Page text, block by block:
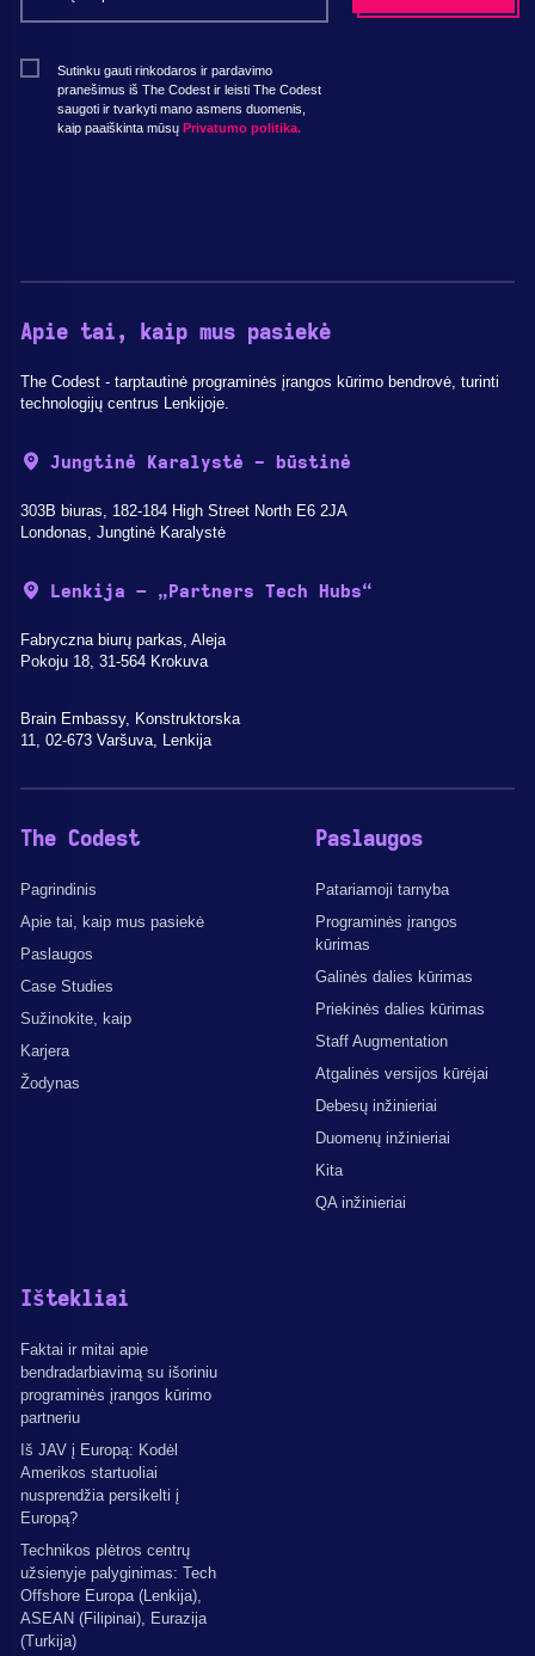
Sutinku gauti rinkodaros ir pardavimo
pranešimus iš The Codest ir leisti The Codest
saugoti ir tvarkyti mano asmens duomenis,
kaip paaiškinta mūsų Privatumo politika.
Apie tai, kaip mus pasiekė
The Codest - tarptautinė programinės įrangos kūrimo bendrovė, turinti
technologijų centrus Lenkijoje.
Jungtinė Karalystė - būstinė
303B biuras, 182-184 High Street North E6 2JA
Londonas, Jungtinė Karalystė
Lenkija – „Partners Tech Hubs“
Fabryczna biurų parkas, Aleja
Pokoju 18, 31-564 Krokuva
Brain Embassy, Konstruktorska
11, 02-673 Varšuva, Lenkija
The Codest
Pagrindinis
Apie tai, kaip mus pasiekė
Paslaugos
Case Studies
Sužinokite, kaip
Karjera
Žodynas
Paslaugos
Patariamoji tarnyba
Programinės įrangos
kūrimas
Galinės dalies kūrimas
Priekinės dalies kūrimas
Staff Augmentation
Atgalinės versijos kūrėjai
Debesų inžinieriai
Duomenų inžinieriai
Kita
QA inžinieriai
Ištekliai
Faktai ir mitai apie
bendradarbiavimą su išoriniu
programinės įrangos kūrimo
partneriu
Iš JAV į Europą: Kodėl
Amerikos startuoliai
nusprendžia persikelti į
Europą?
Technikos plėtros centrų
užsienyje palyginimas: Tech
Offshore Europa (Lenkija),
ASEAN (Filipinai), Eurazija
(Turkija)